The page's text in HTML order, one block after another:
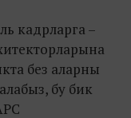
кадрларга –
без аларны
бу бик